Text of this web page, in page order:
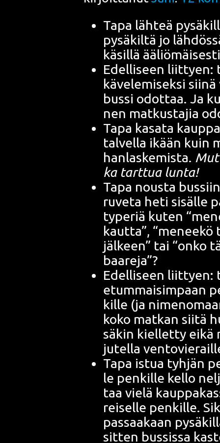
Tapa läh­teä
pysä­kil­tä jo
käsil­lä
Edel­li­seen liit­tyen:
käve­le­mi­sek­si
bus­si odot­taa. Ja
nen mat­kus­ta­jia
Tapa kasa­ta
tal­vel­la ikään kuin
han­las­ke­mis­ta.
ka tart­tua lunta!
Tapa nous­ta
ruve­ta heti sisäl­le
type­riä kuten
kaut­ta”,
jäl­keen” tai “onko
baareja”?
Edel­li­seen liit­tyen:
etum­mai­sim­paan
kil­le (ja
koko mat­kan sii­tä
sä­kin kiel­let­ty eikä
jutel­la
Tapa istua tyh­jän
le pen­kil­le kel­lo
taa vie­lä
rei­sel­le pen­kil­le.
pas­saa­kaan
sit­ten bus­sis­sa